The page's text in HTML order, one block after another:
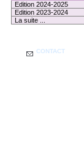
Edition 2024-2025
Edition 2023-2024
La suite ...
CONTACT